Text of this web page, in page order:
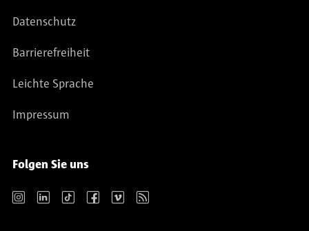
Datenschutz
Barrierefreiheit
Leichte Sprache
Impressum
Folgen Sie uns
Instagram LinkedIn TikTok Facebook Vimeo RSS